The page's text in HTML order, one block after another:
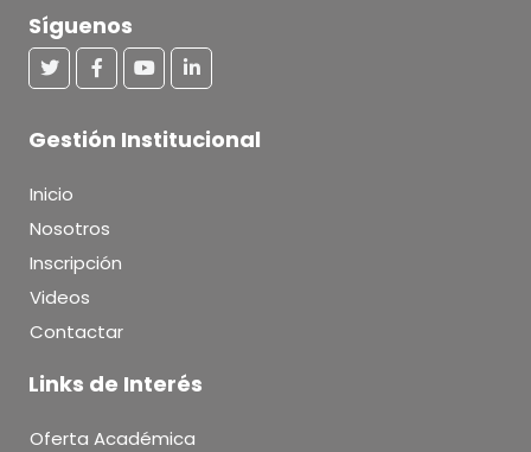
Síguenos
Gestión Institucional
Inicio
Nosotros
Inscripción
Videos
Contactar
Links de Interés
Oferta Académica